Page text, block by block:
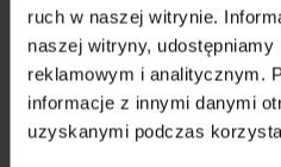
ruch w naszej witrynie.
naszej witryny,
reklamowym i analitycznym.
informacje z innymi danymi
uzyskanymi podczas
Vinyl
Do 1 do 2
tygodni
Gott